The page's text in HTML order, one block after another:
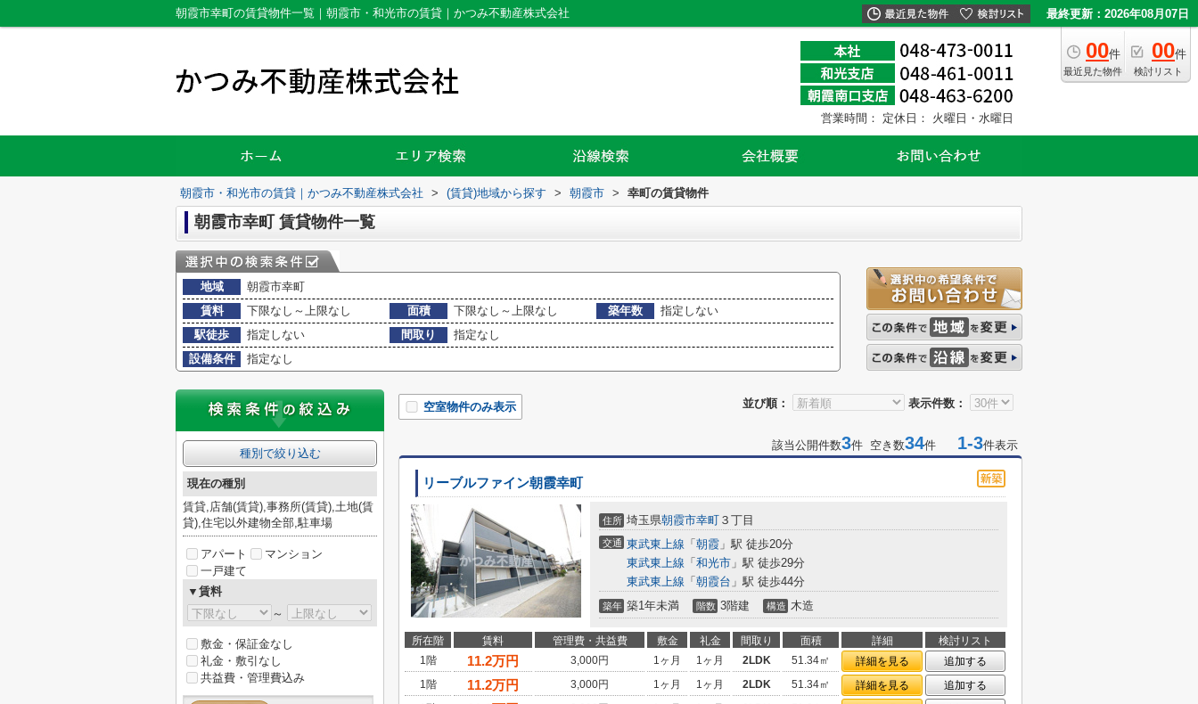
朝霞市幸町の賃貸物件一覧｜朝霞市・和光市の賃貸｜かつみ不動産株式会社 最終更新：2026年08月07日
00件
最近見た物件
00件
検討リスト
営業時間： 定休日： 火曜日・水曜日
朝霞市・和光市の賃貸｜かつみ不動産株式会社 > (賃貸)地域から探す > 朝霞市 > 幸町の賃貸物件
朝霞市幸町 賃貸物件一覧
地域
朝霞市幸町
賃料
下限なし～上限なし 面積 下限なし～上限なし 築年数
指定しない
駅徒歩
指定しない 間取り
指定なし
設備条件
指定なし
並び順： 表示件数：
空室物件のみ表示
該当公開件数3件 空き数34件 1-3件表示
リーブルファイン朝霞幸町
住所 埼玉県朝霞市幸町 ３丁目
交通 東武東上線 「 朝霞 」駅 徒歩20分
東武東上線 「 和光市 」駅 徒歩29分
東武東上線 「 朝霞台 」駅 徒歩44分
築年 築1年未満 階数 3階建 構造 木造
所在階 賃料 管理費・共益費 敷金 礼金 間取り 面積 詳細
検討リスト
1階
11.2万円 3,000円 1ヶ月 1ヶ月 2LDK 51.34㎡ 詳細を見る
追加する
1階
11.2万円 3,000円 1ヶ月 1ヶ月 2LDK 51.34㎡ 詳細を見る
追加する
種別で絞り込む
現在の種別
賃貸,店舗(賃貸),事務所(賃貸),土地(賃
貸),住宅以外建物全部,駐車場
アパート
マンション
一戸建て
▼賃料
～
敷金・保証金なし
礼金・敷引なし
共益費・管理費込み